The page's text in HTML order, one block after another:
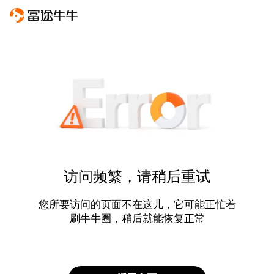
访问频繁，请稍后重试
您所要访问的页面不在这儿，它可能正忙着
刷牛牛圈，稍后就能恢复正常